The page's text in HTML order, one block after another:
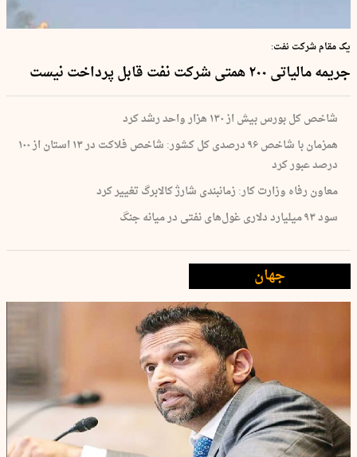
یک مقام شرکت نفت:
جریمه مالیاتی ۲۰۰ همتی شرکت نفت قابل پرداخت نیست
شاخص کل بورس بیش از ۱۳۰ هزار واحد رشد کرد
همزمان با شاخص ۹۶ درصدی کل کشور: شاخص فلاکت در ۱۳ استان از ۱۰۰
درصد عبور کرد
معاون رفاه وزارت کار: زمانبندی شارژ کالابرگ تغییر کرد
سود ۹۳ میلیارد دلاری غول‌های نفتی در میانه جنگ
جهان